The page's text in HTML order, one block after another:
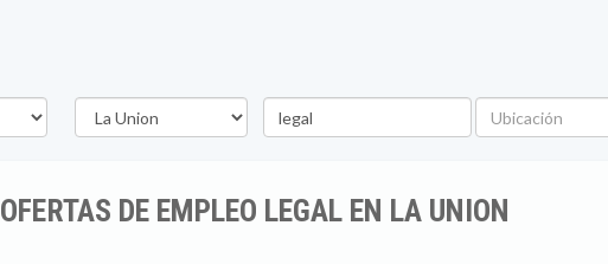
Departamento
Palabra
clave
Ubicación
OFERTAS DE EMPLEO LEGAL EN LA UNION